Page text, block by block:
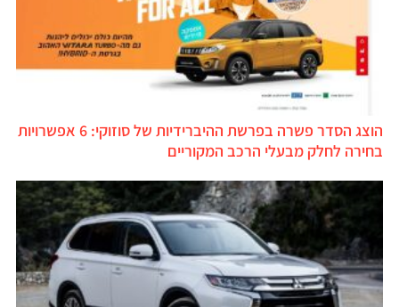
הוצג הסדר פשרה בפרשת ההיברידיות של סוזוקי: 6 אפשרויות
בחירה לחלק מבעלי הרכב המקוריים